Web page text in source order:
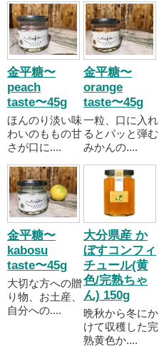
金平糖〜
peach
taste〜45g
ほんのり淡い味
わいのももの甘
さが口に....
金平糖〜
orange
taste〜45g
一粒、口に入れ
るとパッと弾む
みかんの....
金平糖〜
kabosu
taste〜45g
大切な方への贈
り物、お土産、
自分への....
大分県産 か
ぼすコンフィ
チュール(黄
色/完熟ちゃ
ん) 150g
晩秋から冬にか
けて収穫した完
熟黄色か....